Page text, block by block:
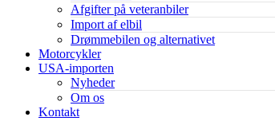
Afgifter på veteranbiler
Import af elbil
Drømmebilen og alternativet
Motorcykler
USA-importen
Nyheder
Om os
Kontakt